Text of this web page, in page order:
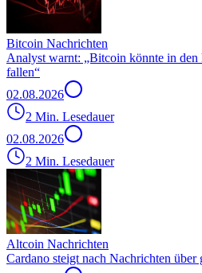
Bitcoin Nachrichten
Analyst warnt: „Bitcoin könnte in
fallen“
02.08.2026
2 Min. Lesedauer
02.08.2026
2 Min. Lesedauer
Altcoin Nachrichten
Cardano steigt nach Nachrichten über